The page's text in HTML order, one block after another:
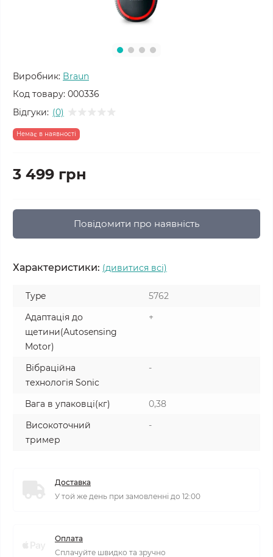
Виробник: Braun
Код товару: 000336
Відгуки: (0)
Немає в наявності
3 499 грн
Повідомити про наявність
Характеристики: (дивитися всі)
Type
5762
Адаптація до
щетини(Autosensing
Motor)
+
Вібраційна
технологія Sonic
-
Вага в упаковці(кг)
0,38
Високоточний
тример
-
Доставка
У той же день при замовленні до 12:00
Оплата
Сплачуйте швидко та зручно